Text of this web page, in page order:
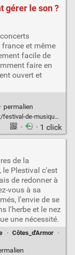
gérer le son ?
et même
facile de
faire en
ouvert et
permalien
le-son-%F0%9F%94%8A-22753
· · 1 click
de la
le Plestival c'est
de redonner à
vous à sa
l'envie de se
l'herbe et le nez
une nécessité.
· Côtes_d'Armor
·